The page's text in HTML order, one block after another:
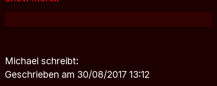
Michael schreibt:
Geschrieben am 30/08/2017 13:12